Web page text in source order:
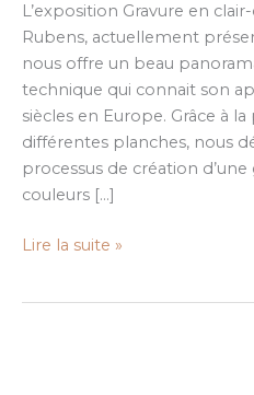
L’exposition Gravure en
Rubens, actuellement
nous offre un beau
technique qui connait son
siècles en Europe. Grâce à
différentes planches, nous
processus de création
couleurs […]
du
Lire la suite »